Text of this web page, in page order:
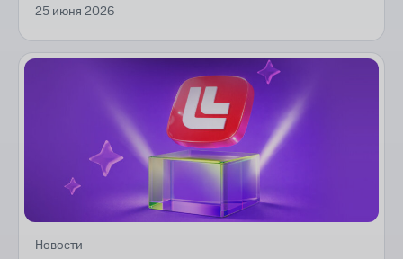
25 июня 2026
Новости